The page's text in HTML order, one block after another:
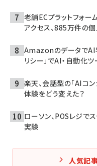
老舗ECプラットフォー
アクセス、885万件の
AmazonのデータでAI
リシー」でAI・自動化
楽天、会話型の「AIコ
体験をどう変えた？
ローソン、POSレジで
実験
人気記